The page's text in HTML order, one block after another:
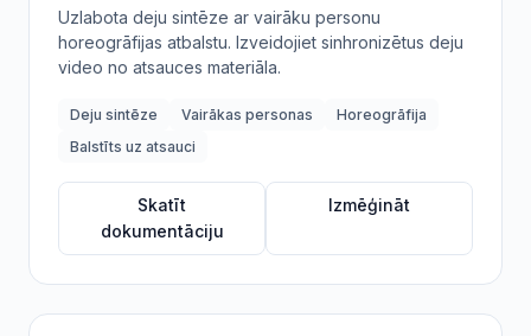
Uzlabota deju sintēze ar vairāku personu
horeogrāfijas atbalstu. Izveidojiet sinhronizētus deju
video no atsauces materiāla.
Deju sintēze Vairākas personas
Horeogrāfija
Balstīts uz atsauci
Skatīt
dokumentāciju
Izmēģināt